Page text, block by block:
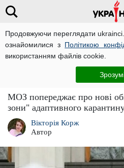
Продовжуючи переглядати
ознайомилися з Політикою
використанням файлів cookie.
Новини
Нові обмеження
МОЗ попереджає про нові
зони" адаптивного
Вікторія Корж
Автор